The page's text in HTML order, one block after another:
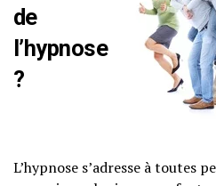
de
l’hypnose
?
L’hypnose s’adresse à toutes